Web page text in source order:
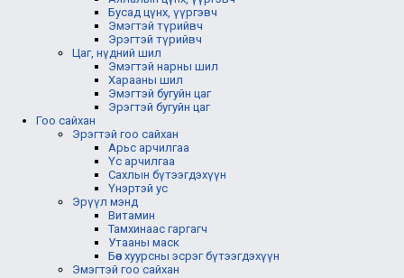
Бусад цүнх, үүргэвч
Эмэгтэй түрийвч
Эрэгтэй түрийвч
Цаг, нүдний шил
Эмэгтэй нарны шил
Харааны шил
Эмэгтэй бугуйн цаг
Эрэгтэй бугуйн цаг
Гоо сайхан
Эрэгтэй гоо сайхан
Арьс арчилгаа
Үс арчилгаа
Сахлын бүтээгдэхүүн
Үнэртэй ус
Эрүүл мэнд
Витамин
Тамхинаас гаргагч
Утааны маск
Бөөс хуурсны эсрэг бүтээгдэхүүн
Эмэгтэй гоо сайхан